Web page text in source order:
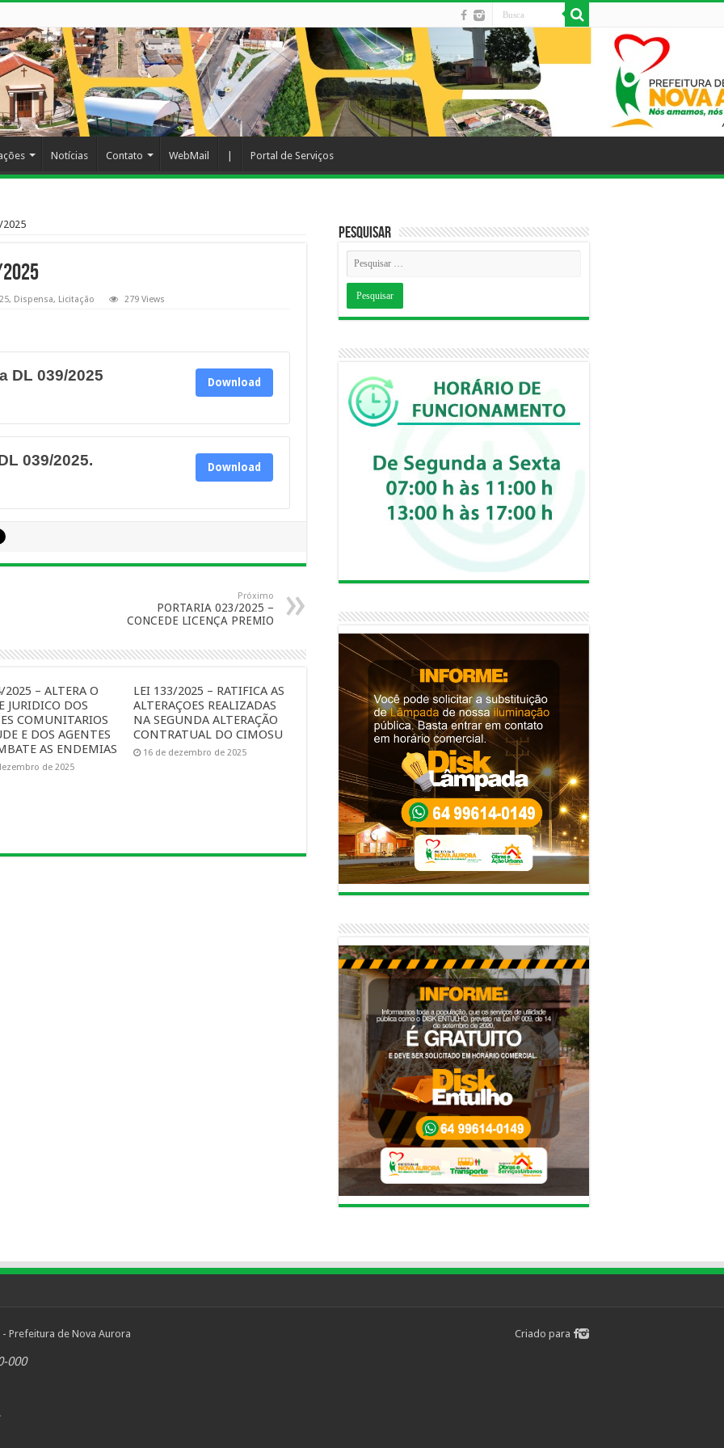
Notícias Contato WebMail Portal de Serviços
2025
2025
, Dispensa, Licitação 279 Views
DL 039/2025 Download
039/2025. Download
Próximo
PORTARIA 023/2025 –
CONCEDE LICENÇA PREMIO
2025 – ALTERA O
JURIDICO DOS
COMUNITARIOS
E DOS AGENTES
AS ENDEMIAS
de 2025
LEI 133/2025 – RATIFICA AS
ALTERAÇOES REALIZADAS
NA SEGUNDA ALTERAÇÃO
CONTRATUAL DO CIMOSU
16 de dezembro de 2025
Pesquisar
Criado para
Prefeitura de Nova Aurora
000